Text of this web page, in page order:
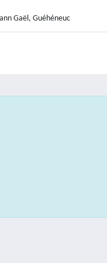
Gaël, Guéhéneuc